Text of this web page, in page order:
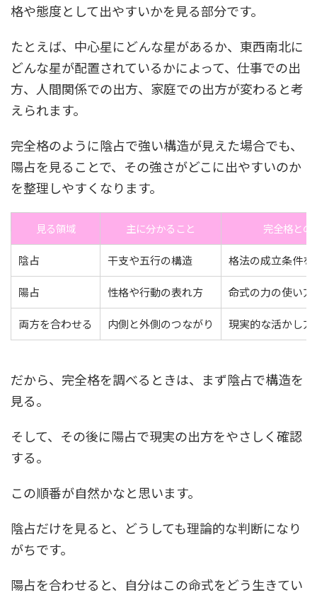
格や態度として出やすいかを見る部分です。
たとえば、中心星にどんな星があるか、東西南北に
どんな星が配置されているかによって、仕事での出
方、人間関係での出方、家庭での出方が変わると考
えられます。
完全格のように陰占で強い構造が見えた場合でも、
陽占を見ることで、その強さがどこに出やすいのか
を整理しやすくなります。
見る領域 主に分かること 完全格との
陰占 干支や五行の構造 格法の成立条件を
陽占 性格や行動の表れ方 命式の力の使い
両方を合わせる 内側と外側のつながり 現実的な活かし方
だから、完全格を調べるときは、まず陰占で構造を
見る。
そして、その後に陽占で現実の出方をやさしく確認
する。
この順番が自然かなと思います。
陰占だけを見ると、どうしても理論的な判断になり
がちです。
陽占を合わせると、自分はこの命式をどう生きてい